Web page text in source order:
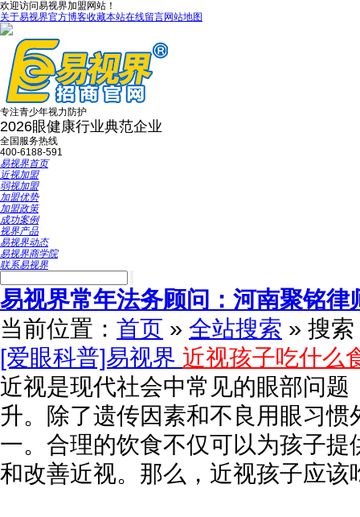
欢迎访问易视界加盟网站！
关于易视界官方博客收藏本站在线留言网站地图
专注青少年视力防护
2026眼健康行业典范企业
全国服务热线
400-6188-591
易视界首页
近视加盟
弱视加盟
加盟优势
加盟政策
成功案例
视界产品
易视界动态
易视界商学院
联系易视界
易视界常年法务顾问：河南聚铭律
当前位置： 首页 » 全站搜索 » 搜
[爱眼科普]易视界 近视孩子吃什么
近视是现代社会中常见的眼部问
升。除了遗传因素和不良用眼习
一。合理的饮食不仅可以为孩子
和改善近视。那么，近视孩子应该